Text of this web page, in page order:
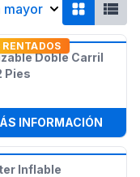
mayor
FÚTBOL FOOTBALL
Doble Carril
Pies
INFORMACIÓN:
Inflable